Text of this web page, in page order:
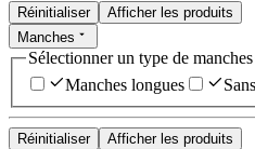
Réinitialiser
Afficher les produits
Manches
Sélectionner un type de manches
Manches longues
Réinitialiser Afficher les produits